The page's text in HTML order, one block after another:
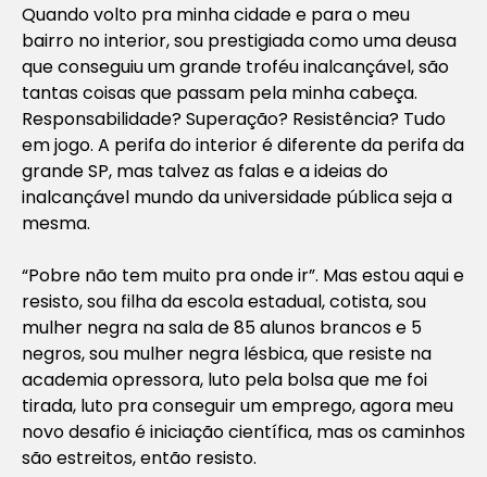
Quando volto pra minha cidade e para o meu
bairro no interior, sou prestigiada como uma deusa
que conseguiu um grande troféu inalcançável, são
tantas coisas que passam pela minha cabeça.
Responsabilidade? Superação? Resistência? Tudo
em jogo. A perifa do interior é diferente da perifa da
grande SP, mas talvez as falas e a ideias do
inalcançável mundo da universidade pública seja a
mesma.
“Pobre não tem muito pra onde ir”. Mas estou aqui e
resisto, sou filha da escola estadual, cotista, sou
mulher negra na sala de 85 alunos brancos e 5
negros, sou mulher negra lésbica, que resiste na
academia opressora, luto pela bolsa que me foi
tirada, luto pra conseguir um emprego, agora meu
novo desafio é iniciação científica, mas os caminhos
são estreitos, então resisto.